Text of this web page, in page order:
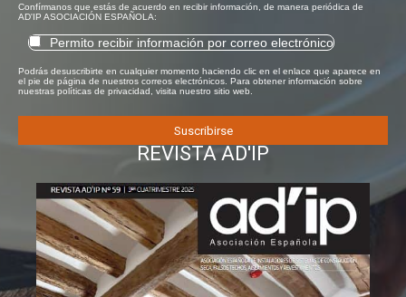
Confírmanos que estás de acuerdo en recibir información, de manera periódica de
AD'IP ASOCIACIÓN ESPAÑOLA:
Permito recibir información por correo electrónico
Podrás desuscribirte en cualquier momento haciendo clic en el enlace que aparece en
el pie de página de nuestros correos electrónicos. Para obtener información sobre
nuestras políticas de privacidad, visita nuestro sitio web.
REVISTA AD'IP